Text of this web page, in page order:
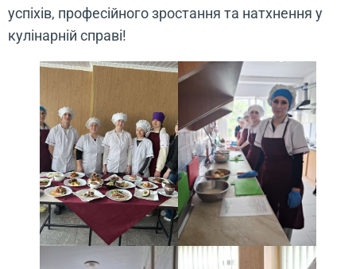
успіхів, професійного зростання та натхнення у
кулінарній справі!